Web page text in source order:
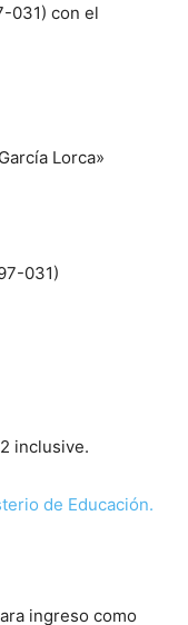
031) con el
Lorca»
031)
inclusive.
de Educación.
ingreso como